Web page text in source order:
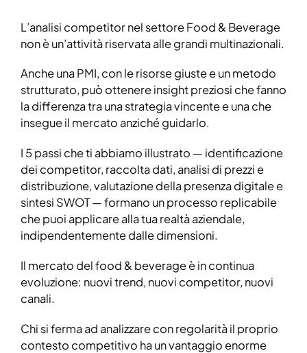
L’analisi competitor nel settore Food & Beverage
non è un’attività riservata alle grandi multinazionali.
Anche una PMI, con le risorse giuste e un metodo
strutturato, può ottenere insight preziosi che fanno
la differenza tra una strategia vincente e una che
insegue il mercato anziché guidarlo.
I 5 passi che ti abbiamo illustrato — identificazione
dei competitor, raccolta dati, analisi di prezzi e
distribuzione, valutazione della presenza digitale e
sintesi SWOT — formano un processo replicabile
che puoi applicare alla tua realtà aziendale,
indipendentemente dalle dimensioni.
Il mercato del food & beverage è in continua
evoluzione: nuovi trend, nuovi competitor, nuovi
canali.
Chi si ferma ad analizzare con regolarità il proprio
contesto competitivo ha un vantaggio enorme